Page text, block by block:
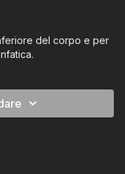
del corpo e per